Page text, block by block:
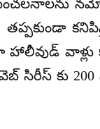
వాళ్లు
సిరీస్ కు